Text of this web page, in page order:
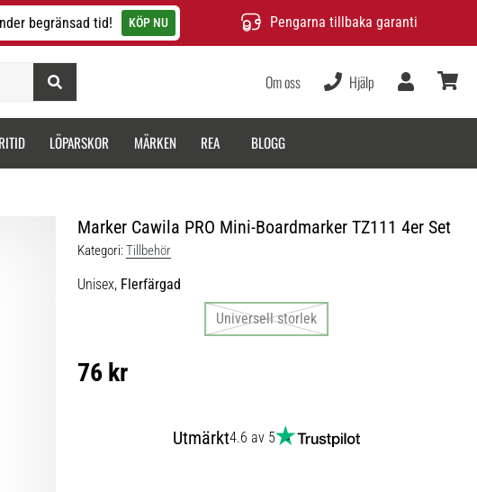
begränsad tid! KÖP NU Pengarna tillbaka garanti
Om oss Hjälp
LÖPARSKOR MÄRKEN REA BLOGG
Marker Cawila PRO Mini-Boardmarker TZ111 4er Set
Kategori:Tillbehör
Unisex, Flerfärgad
Universell storlek
76 kr
Utmärkt4.6 av 5